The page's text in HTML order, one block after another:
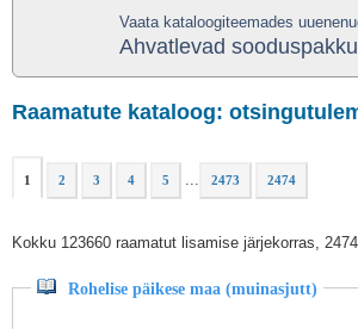
Vaata kataloogiteemades
Ahvatlevad
Raamatute kataloog:
1 2 3 4 5 ... 2473 2474
Kokku 123660 raamatut lisamise järjekorras,
Rohelise päikese maa (muinasjutt)